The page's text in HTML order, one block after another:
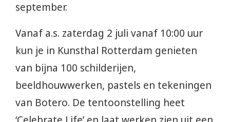
september.
Vanaf a.s. zaterdag 2 juli vanaf 10:00 uur
kun je in Kunsthal Rotterdam genieten
van bijna 100 schilderijen,
beeldhouwwerken, pastels en tekeningen
van Botero. De tentoonstelling heet